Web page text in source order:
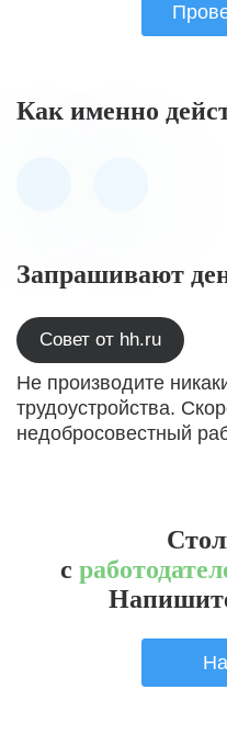
Как именно
Запрашивают
Совет от hh.ru
Не производите
трудоустройства.
недобросовестный
с